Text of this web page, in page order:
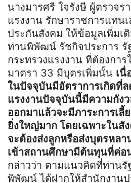
นางมารศรี ใจรังษี ผู้ตรวจร
แรงงาน รักษาราชการแทน
ประกันสังคม ให้ข้อมูลเพิ่มเ
ท่านพิพัฒน์ รัชกิจประการ รั
กระทรวงแรงงาน ที่ต้องกา
มาตรา 33 มีบุตรเพิ่มนั้น เนื่
ในปัจจุบันมีอัตราการเกิดที่ล
แรงงานปัจจุบันนี้มีความกัง
ออกมาแล้วจะมีภาระการเลี้
ยิ่งใหญ่มาก โดยเฉพาะในสั
จะต้องส่งลูกหรือส่งบุตรหลา
เข้าสถานศึกษามีต้นทุนที่ค่อ
กล่าวว่า ตามแนวคิดที่ท่านรั
พิพัฒน์ ได้ฝากให้สำนักงาน